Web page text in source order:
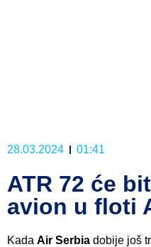
28.03.2024 01:41
ATR 72 će
avion u floti
Kada Air Serbia dobije još